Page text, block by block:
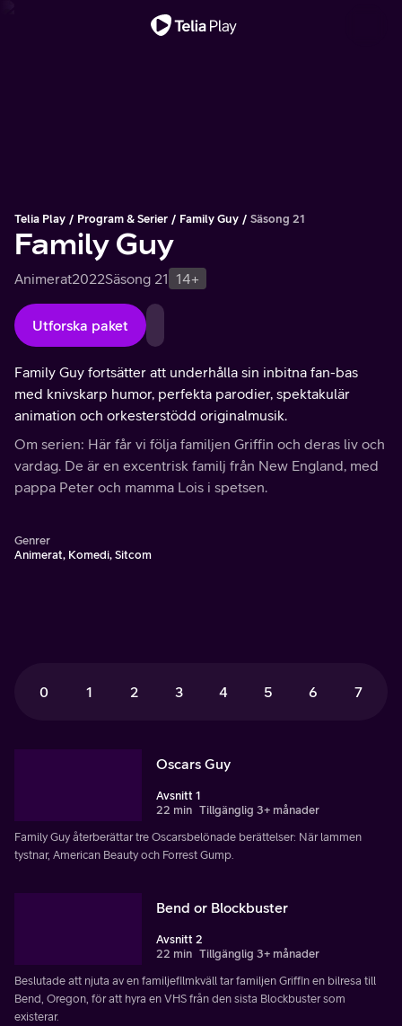
Telia Play Program & Serier Family Guy Säsong 21
Family Guy
Animerat2022Säsong 21 14+
Utforska paket
Family Guy fortsätter att underhålla sin inbitna fan-bas
med knivskarp humor, perfekta parodier, spektakulär
animation och orkesterstödd originalmusik.
Om serien: Här får vi följa familjen Griffin och deras liv och
vardag. De är en excentrisk familj från New England, med
pappa Peter och mamma Lois i spetsen.
Genrer
Animerat, Komedi, Sitcom
0 1 2 3 4 5 6 7
Oscars Guy
Avsnitt 1
22 min Tillgänglig 3+ månader
Family Guy återberättar tre Oscarsbelönade berättelser: När lammen
tystnar, American Beauty och Forrest Gump.
Bend or Blockbuster
Avsnitt 2
22 min Tillgänglig 3+ månader
Beslutade att njuta av en familjefilmkväll tar familjen Griffin en bilresa till
Bend, Oregon, för att hyra en VHS från den sista Blockbuster som
existerar.